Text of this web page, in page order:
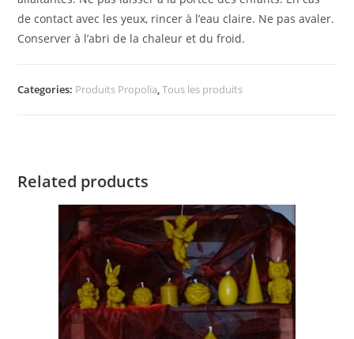
de contact avec les yeux, rincer à l’eau claire. Ne pas avaler.
Conserver à l’abri de la chaleur et du froid.
Categories: Produits Propolia,Tous les produits
Related products